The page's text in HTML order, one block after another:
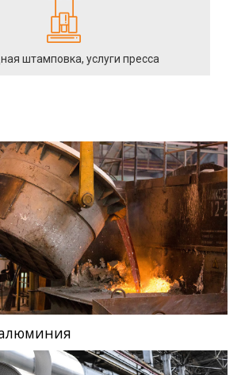
штамповка, услуги пресса